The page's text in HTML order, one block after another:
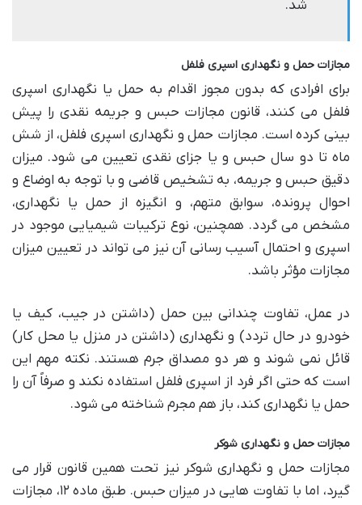
شد.
مجازات حمل و نگهداری اسپری فلفل
برای افرادی که بدون مجوز اقدام به حمل یا نگهداری اسپری
فلفل می کنند، قانون مجازات حبس و جریمه نقدی را پیش
بینی کرده است. مجازات حمل و نگهداری اسپری فلفل، از شش
ماه تا دو سال حبس و یا جزای نقدی تعیین می شود. میزان
دقیق حبس و جریمه، به تشخیص قاضی و با توجه به اوضاع و
احوال پرونده، سوابق متهم، و انگیزه از حمل یا نگهداری،
مشخص می گردد. همچنین، نوع ترکیبات شیمیایی موجود در
اسپری و احتمال آسیب رسانی آن نیز می تواند در تعیین میزان
مجازات مؤثر باشد.
در عمل، تفاوت چندانی بین حمل (داشتن در جیب، کیف یا
خودرو در حال تردد) و نگهداری (داشتن در منزل یا محل کار)
قائل نمی شوند و هر دو مصداق جرم هستند. نکته مهم این
است که حتی اگر فرد از اسپری فلفل استفاده نکند و صرفاً آن را
حمل یا نگهداری کند، باز هم مجرم شناخته می شود.
مجازات حمل و نگهداری شوکر
مجازات حمل و نگهداری شوکر نیز تحت همین قانون قرار می
گیرد، اما با تفاوت هایی در میزان حبس. طبق ماده ۱۲، مجازات